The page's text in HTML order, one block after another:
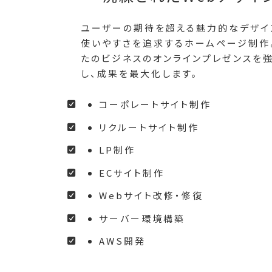
ユーザーの期待を超える魅力的なデザイ
使いやすさを追求するホームページ制作
たのビジネスのオンラインプレゼンスを
し、成果を最大化します。
コーポレートサイト制作
リクルートサイト制作
LP制作
ECサイト制作
Webサイト改修・修復
サーバー環境構築
AWS開発